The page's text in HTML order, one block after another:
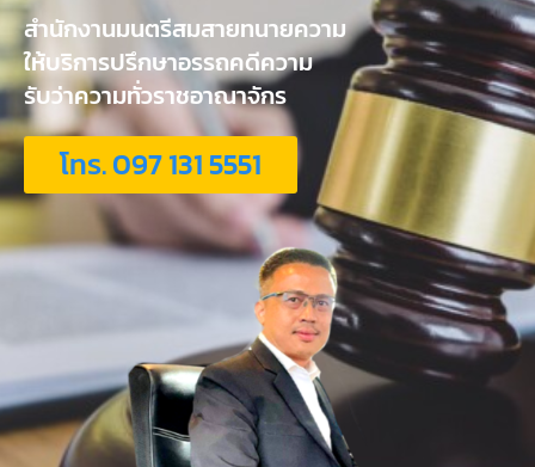
สำนักงานมนตรีสมสายทนายความ
ให้บริการปรึกษาอรรถคดีความ
รับว่าความทั่วราชอาณาจักร
โทร. 097 131 5551